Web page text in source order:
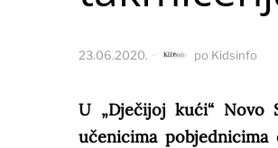
23.06.2020. po Kidsinfo
U „Dječijoj kući“ Novo
učenicima